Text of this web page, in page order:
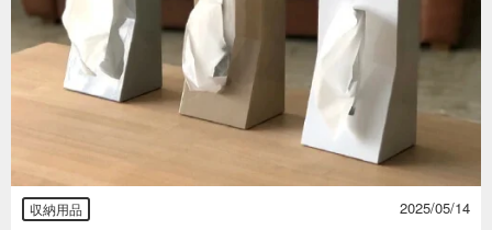
収納用品 2025/05/14